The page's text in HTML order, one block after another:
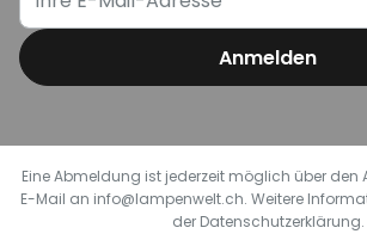
Anmelden
Eine Abmeldung ist jederzeit möglich über den
E-Mail an info@lampenwelt.ch. Weitere
der Datenschutzerklärung.